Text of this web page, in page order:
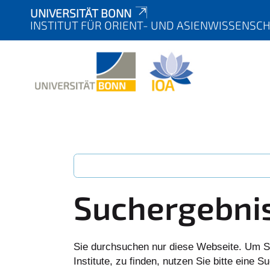
UNIVERSITÄT BONN
INSTITUT FÜR ORIENT- UND
Sie durchsuchen nur diese Webseite. Um
Institute, zu finden, nutzen Sie bitte eine